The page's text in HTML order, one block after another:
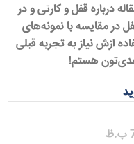
درباره قفل و کارتی و در
در مقایسه با نمونه‌های
ازش نیاز به تجربه قبلی
هستم!